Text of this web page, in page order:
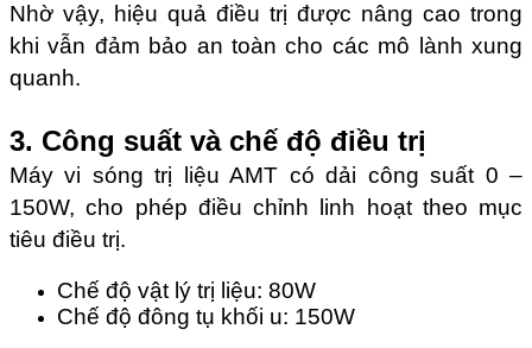
Nhờ vậy, hiệu quả điều trị được nâng cao trong
khi vẫn đảm bảo an toàn cho các mô lành xung
quanh.
3. Công suất và chế độ điều trị
Máy vi sóng trị liệu AMT có dải công suất 0 –
150W, cho phép điều chỉnh linh hoạt theo mục
tiêu điều trị.
Chế độ vật lý trị liệu: 80W
Chế độ đông tụ khối u: 150W